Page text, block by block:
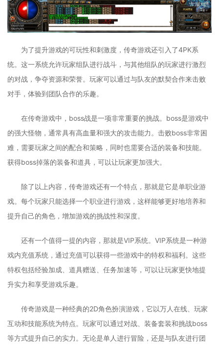
为了提升游戏的可玩性和刺激度，传奇游戏还引入了4PK系
统。这一系统允许玩家组队进行战斗，与其他组队的玩家进行激烈
的对战，争夺资源和荣誉。玩家可以通过与队友的默契合作来击败
对手，体验到团队合作的乐趣。
在传奇游戏中，boss战是一项非常重要的挑战。boss是游戏中
的强大怪物，通常具有高血量和强大的攻击能力。击败boss非常困
难，需要玩家之间的配合和策略，同时也需要合适的装备和技能。
获得boss掉落的装备和道具，可以让玩家更加强大。
除了以上内容，传奇游戏还有一个特点，那就是它是单职业游
戏。每个玩家只能选择一个职业进行游戏，这样能够更好地培养和
提升自己的角色，增加游戏的挑战性和深度。
还有一个值得一提的内容，那就是VIP系统。VIP系统是一种游
戏内充值系统，通过充值可以获得一些游戏中的特权和福利。这些
特权包括经验加成、道具赠送、任务加速等，可以让玩家更快地提
升实力和享受游戏乐趣。
传奇游戏是一种经典的2D角色扮演游戏，它以万人在线、玩家
互动和技能系统为特点。玩家可以通过对战、装备套装和挑战boss
等方式提升自己的实力。无论是单人进行冒险，还是与队友进行团